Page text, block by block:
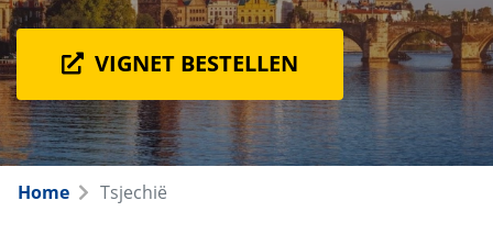
VIGNET BESTELLEN
Home Tsjechië